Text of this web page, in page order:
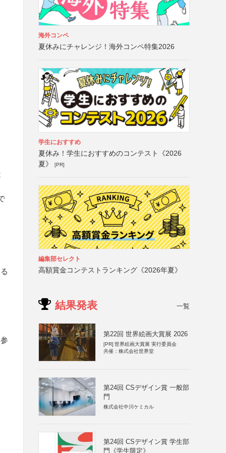
海外コンペ
夏休みにチャレンジ！海外コンペ特集2026
学生におすすめ
夏休み！学生におすすめのコンテスト《2026
夏》
[PR]
編集部セレクト
高額賞金コンテストランキング《2026年夏》
結果発表 一覧
第22回 世界絵画大賞展 2026
[PR] 世界絵画大賞展 実行委員会
共催：株式会社世界堂
第24回 CSデザイン賞 一般部
門
株式会社中川ケミカル
第24回 CSデザイン賞 学生部
門《学生限定》